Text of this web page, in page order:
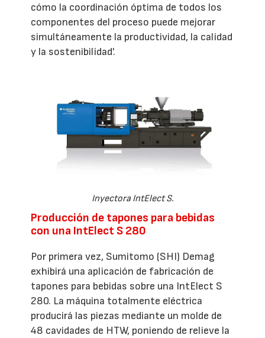
cómo la coordinación óptima de todos los
componentes del proceso puede mejorar
simultáneamente la productividad, la calidad
y la sostenibilidad'.
Inyectora IntElect S.
Producción de tapones para bebidas
con una IntElect S 280
Por primera vez, Sumitomo (SHI) Demag
exhibirá una aplicación de fabricación de
tapones para bebidas sobre una IntElect S
280. La máquina totalmente eléctrica
producirá las piezas mediante un molde de
48 cavidades de HTW, poniendo de relieve la